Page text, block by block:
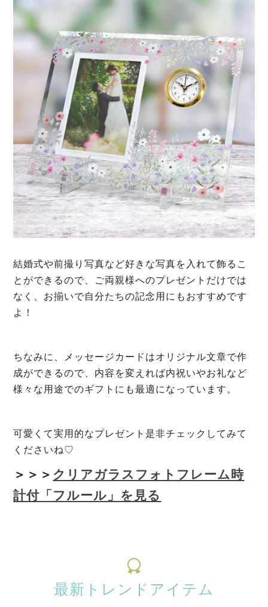
結婚式や前撮り写真など好きな写真を入れて飾るこ
とができるので、ご両親様へのプレゼントだけでは
なく、お揃いで自分たちの記念用にもおすすめです
よ！
ちなみに、メッセージカードはオリジナル文章で作
成ができるので、内容を変えれば内祝いやお礼など
様々な用途でのギフトにも最適になっています。
可愛くて実用的なプレゼント是非チェックしてみて
くださいね♡
＞＞＞ クリアガラスフォトフレーム時
計付「フルール」を見る
最新トレンドアイテム